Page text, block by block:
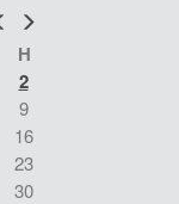
Попер
Н
2
9
16
23
30